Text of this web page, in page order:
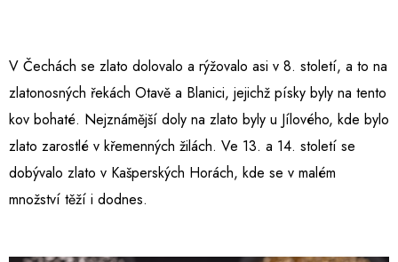
V Čechách se zlato dolovalo a rýžovalo asi v 8. století, a to na
zlatonosných řekách Otavě a Blanici, jejichž písky byly na tento
kov bohaté. Nejznámější doly na zlato byly u Jílového, kde bylo
zlato zarostlé v křemenných žilách. Ve 13. a 14. století se
dobývalo zlato v Kašperských Horách, kde se v malém
množství těží i dodnes.